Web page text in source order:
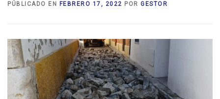
PÚBLICADO EN FEBRERO 17, 2022 POR GESTOR